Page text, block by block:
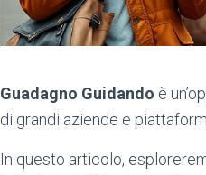
Guadagno Guidando è
di grandi aziende e
In questo articolo,